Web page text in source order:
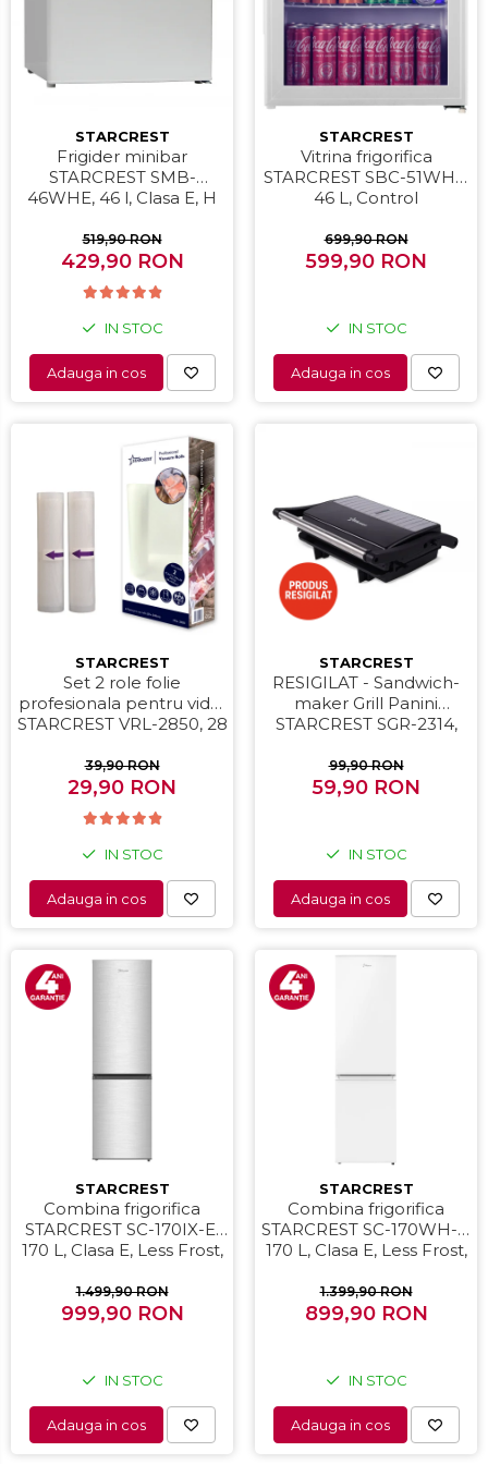
Preparare alimente
Preparare ceai si cafea
Aparate de spumat lapte
Preparare desert
accesori inghetata
Masini de facut paine
Storcatoare
Tigai
STARCREST
Frigider minibar
STARCREST SMB-
46WHE, 46 l, Clasa E, H
519,90 RON
429,90 RON
IN STOC
Adauga in cos
STARCREST
Vitrina frigorifica
STARCREST SBC-51WHE,
46 L, Control
H 48.8 cm, Alb
699,90 RON
599,90 RON
IN STOC
Adauga in cos
STARCREST
Set 2 role folie
profesionala pentru vidat
STARCREST VRL-2850, 28
reutilizabile, sous vide,
lavabile in masina de
transparent
39,90 RON
29,90 RON
IN STOC
Adauga in cos
STARCREST
RESIGILAT - Sandwich-
maker Grill Panini
STARCREST SGR-2314,
nonaderente,
Deschidere 180°,
99,90 RON
59,90 RON
IN STOC
Adauga in cos
STARCREST
Combina frigorifica
STARCREST SC-170IX-E,
170 L, Clasa E, Less Frost,
Iluminare LED, Suprafata
Inox antiamprenta,
Inox
1.499,90 RON
999,90 RON
IN STOC
Adauga in cos
STARCREST
Combina frigorifica
STARCREST SC-170WH-E,
170 L, Clasa E, Less Frost,
Iluminare LED, Picioare
ajustabile, Usi reversibile,
1.399,90 RON
899,90 RON
IN STOC
Adauga in cos